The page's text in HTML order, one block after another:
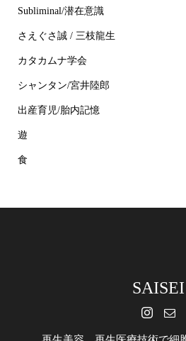
Subliminal/潜在意識
さえぐさ誠 / 三枝龍生
カタカムナ学会
シャンタン/宮井陸郎
出産育児/胎内記憶
遊
食
SAISEI